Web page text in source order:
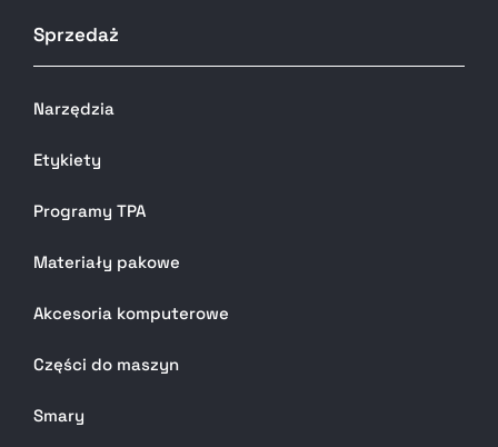
Sprzedaż
Narzędzia
Etykiety
Programy TPA
Materiały pakowe
Akcesoria komputerowe
Części do maszyn
Smary